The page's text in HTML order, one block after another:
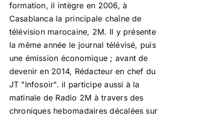
formation, il intègre en 2006, à
Casablanca la principale chaîne de
télévision marocaine, 2M. Il y présente
la même année le journal télévisé, puis
une émission économique ; avant de
devenir en 2014, Rédacteur en chef du
JT "Infosoir". il participe aussi à la
matinale de Radio 2M à travers des
chroniques hebomadaires décalées sur